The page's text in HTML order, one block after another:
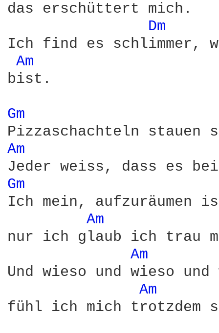
das erschüttert mich.
Dm
Ich find es schlimmer,
Am
bist.
Gm
Am
Gm
Ich mein, aufzuräumen
Am
nur ich glaub ich trau
Am
Und wieso und wieso
Am
fühl ich mich trotzdem